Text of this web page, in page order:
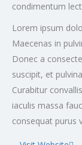
condimentum
Lorem ipsum
Maecenas in
Donec a
suscipit, et
Curabitur
iaculis massa
consequat purus